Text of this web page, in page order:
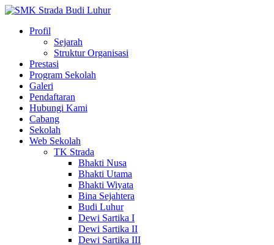
Profil
Sejarah
Struktur Organisasi
Prestasi
Program Sekolah
Galeri
Pendaftaran
Hubungi Kami
Cabang
Sekolah
Web Sekolah
TK Strada
Bhakti Nusa
Bhakti Utama
Bhakti Wiyata
Bina Sejahtera
Budi Luhur
Dewi Sartika I
Dewi Sartika II
Dewi Sartika III